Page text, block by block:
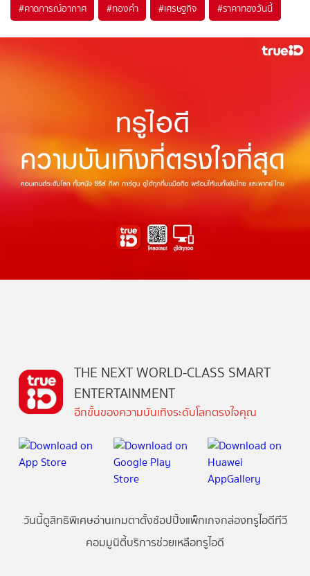
#คาดการณ์อากาศ #ทองคำ #เศรษฐกิจ #ราคาทองวันนี้
THE NEXT WORLD-CLASS SMART
ENTERTAINMENT
อีกขั้นของความบันเทิงระดับโลกตรงใจคุณ
วันนี้ดูสิทธิพิเศษอ่านเกมตาตั้งช้อปปิ้งแพ็กเกจกล่องทรูไอดีทีวี
คอมมูนิตี้บริการช่วยเหลือทรูไอดี